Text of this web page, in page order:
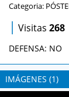
Categoria:
| Visitas 268
DEFENSA: NO
IMÁGENES (1)